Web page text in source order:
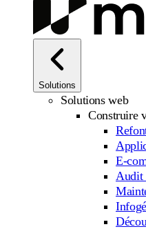
Solutions
Solutions web
Construire
E-
Audit